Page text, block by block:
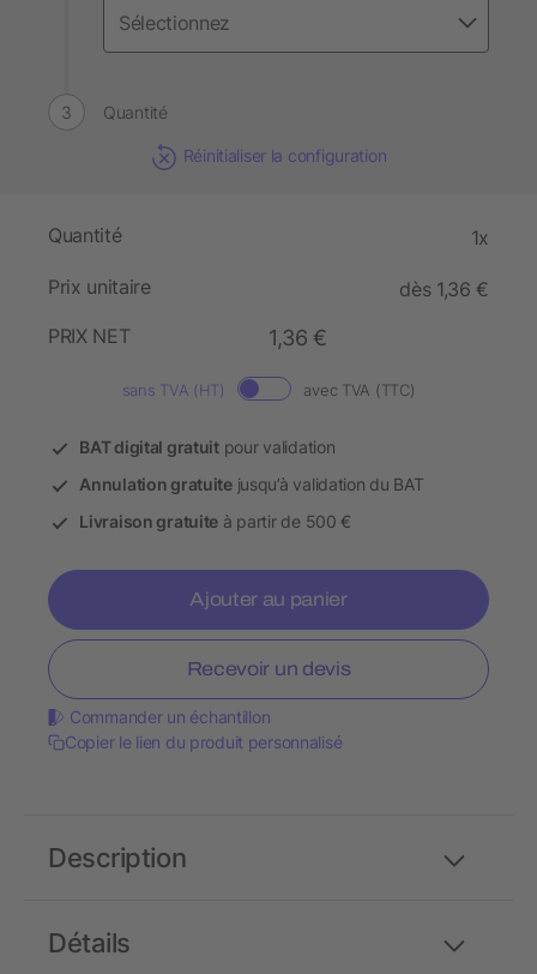
Quantité
Réinitialiser la configuration
Quantité 1x
Prix unitaire
dès 1,36 €
PRIX NET
1,36 €
sans TVA (HT) avec TVA (TTC)
BAT digital gratuitpour validation
Annulation gratuitejusqu’à validation du BAT
Livraison gratuite à partir de 500 €
Ajouter au panier
Recevoir un devis
Commander un échantillon
Copier le lien du produit personnalisé
Détails
Description